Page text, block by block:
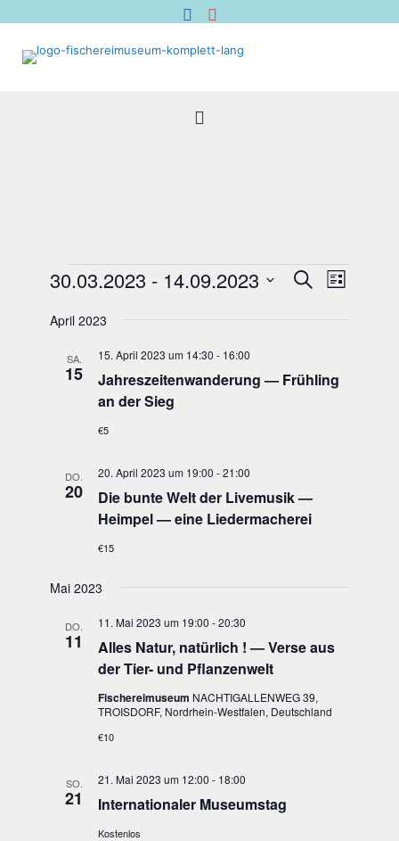
Veranstaltungen
Suche
und
SucheListe
30.03.2023 - 14.09.2023
wählen.
April 2023
SA.
15
Jah­res­zei­ten­wan­de­rung — Früh­ling
an der Sieg
15. April 2023 um 14:30 - 16:00
€5
DO.
20
Die bun­te Welt der Live­mu­sik —
Heim­pel — eine Liedermacherei
20. April 2023 um 19:00 -21:00
€15
Mai 2023
DO.
11
Alles Natur, natür­lich ! — Ver­se aus
der Tier- und Pflanzenwelt
11. Mai 2023 um 19:00 -20:30
Fischereimuseum NACHTIGALLENWEG 39,
TROISDORF, Nordrhein-Westfalen, Deutschland
€10
SO.
21 Inter­na­tio­na­ler Museumstag
21. Mai 2023 um 12:00 - 18:00
Kostenlos